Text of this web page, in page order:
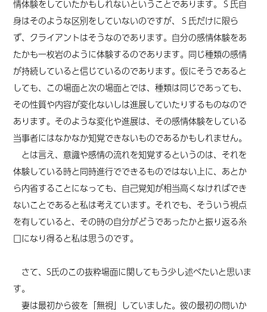
情体験をしていたかもしれないということであります。Ｓ氏自
身はそのような区別をしていないのですが、Ｓ氏だけに限ら
ず、クライアントはそうなのであります。自分の感情体験をあ
たかも一枚岩のように体験するのであります。同じ種類の感情
が持続していると信じているのであります。仮にそうであると
しても、この場面と次の場面とでは、種類は同じであっても、
その性質や内容が変化ないしは進展していたりするものなので
あります。そのような変化や進展は、その感情体験をしている
当事者にはなかなか知覚できないものであるかもしれません。
とは言え、意識や感情の流れを知覚するというのは、それを
体験している時と同時進行でできるものではない上に、あとか
ら内省することになっても、自己覚知が相当高くなければでき
ないことであると私は考えています。それでも、そういう視点
を有していると、その時の自分がどうであったかと振り返る糸
口になり得ると私は思うのです。
さて、S氏のこの抜粋場面に関してもう少し述べたいと思いま
す。
妻は最初から彼を「無視」していました。彼の最初の問いか